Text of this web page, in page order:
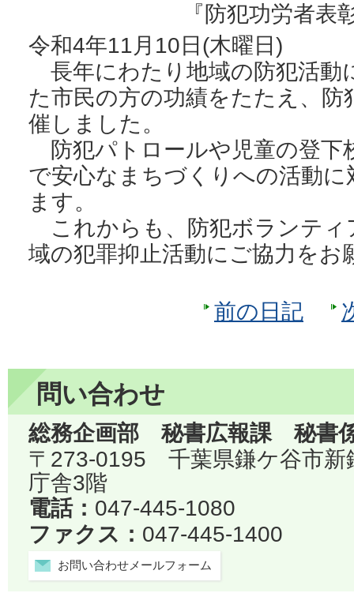
『防犯功労者表
令和4年11月10日(木曜日)
長年にわたり地域の防犯活動
た市民の方の功績をたたえ、防
催しました。
防犯パトロールや児童の登下
で安心なまちづくりへの活動
ます。
これからも、防犯ボランティ
域の犯罪抑止活動にご協力をお
前の日記
問い合わせ
総務企画部 秘書広報課 秘書
〒273-0195 千葉県鎌ケ谷市
庁舎3階
電話： 047-445-1080
ファクス： 047-445-1400
お問い合わせメールフォーム